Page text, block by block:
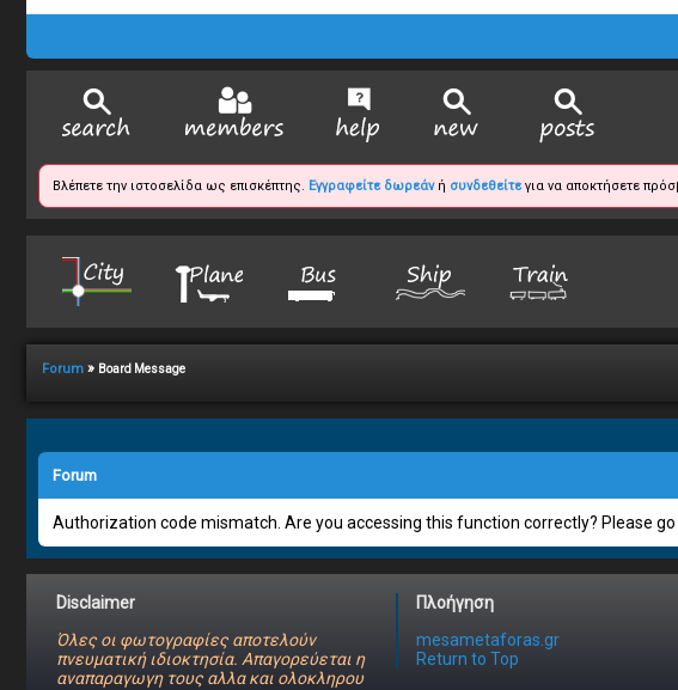
Βλέπετε την ιστοσελίδα ως επισκέπτης. Εγγραφείτε δωρεάνή συνδεθείτεγια να αποκτήσετε
Forum » Board Message
Forum
Authorization code mismatch. Are you accessing this function correctly? Please go
Disclaimer
Όλες οι φωτογραφίες αποτελούν
πνευματική ιδιοκτησία. Απαγορεύεται η
αναπαραγωγη τους αλλα και ολοκληρου
Πλοήγηση
mesametaforas.gr
Return to Top